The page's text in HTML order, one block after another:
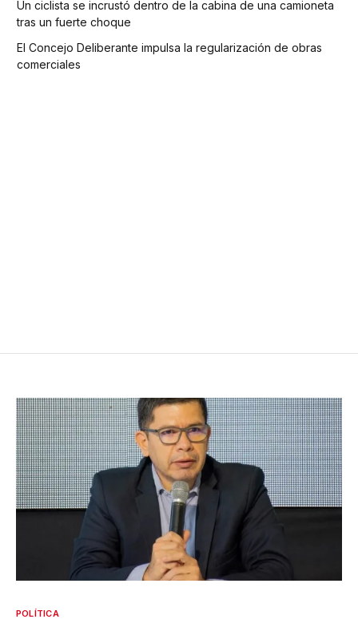
Un ciclista se incrustó dentro de la cabina de una camioneta
tras un fuerte choque
El Concejo Deliberante impulsa la regularización de obras
comerciales
POLÍTICA